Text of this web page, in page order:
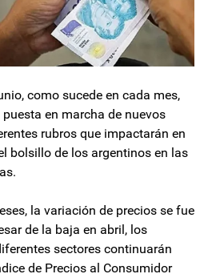
como sucede en cada mes,
en marcha de nuevos
rubros que impactarán en
bolsillo de los argentinos en las
la variación de precios se fue
de la baja en abril, los
sectores continuarán
de Precios al Consumidor